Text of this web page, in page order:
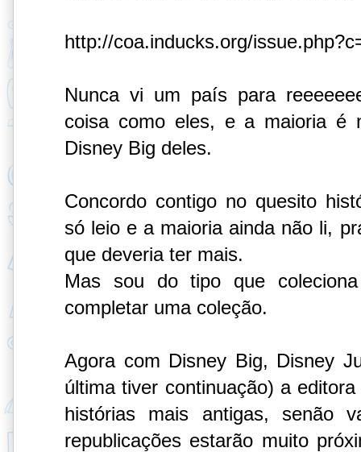
http://coa.inducks.org/
Nunca vi um país para
coisa como eles, e a maioria é
Disney Big deles.
Concordo contigo no quesito
só leio e a maioria ainda não li,
que deveria ter mais.
Mas sou do tipo que
completar uma coleção.
Agora com Disney Big, Disney
última tiver continuação) a
histórias mais antigas, senão
republicações estarão muito